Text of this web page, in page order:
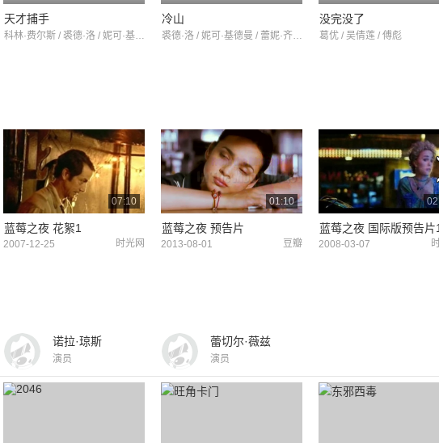
天才捕手
科林·费尔斯 / 裘德·洛 / 妮可·基德曼
冷山
裘德·洛 / 妮可·基德曼 / 蕾妮·齐薇格
没完没了
葛优 / 吴倩莲 / 傅彪
07:10
蓝莓之夜 花絮1
2007-12-25 时光网
01:10
蓝莓之夜 预告片
2013-08-01 豆瓣
蓝莓之夜 国际版预告片1
2008-03-07
诺拉·琼斯
演员
蕾切尔·薇兹
演员